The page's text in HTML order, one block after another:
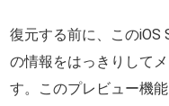
復元する前に、このiOS
の情報をはっきりして
す。このプレビュー機